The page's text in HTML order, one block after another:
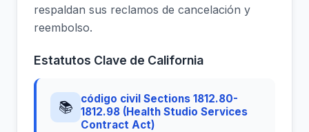
respaldan sus reclamos de cancelación y
reembolso.
Estatutos Clave de California
📚
código civil Sections 1812.80-
1812.98 (Health Studio Services
Contract Act)